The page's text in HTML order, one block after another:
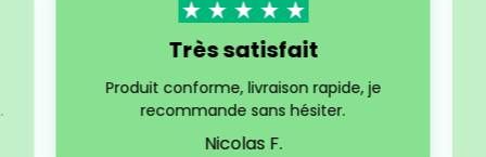
Très satisfait
Produit conforme, livraison rapide, je
recommande sans hésiter.
Nicolas F.